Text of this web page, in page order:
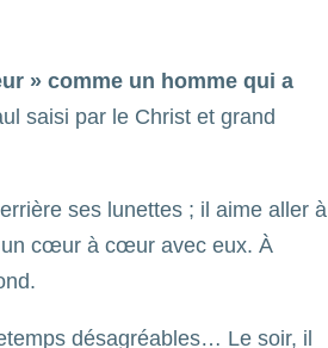
» comme un homme qui a
saisi par le Christ et grand
ses lunettes ; il aime aller à
un cœur à cœur avec eux. À
désagréables… Le soir, il